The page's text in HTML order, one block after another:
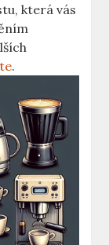
která vás
.